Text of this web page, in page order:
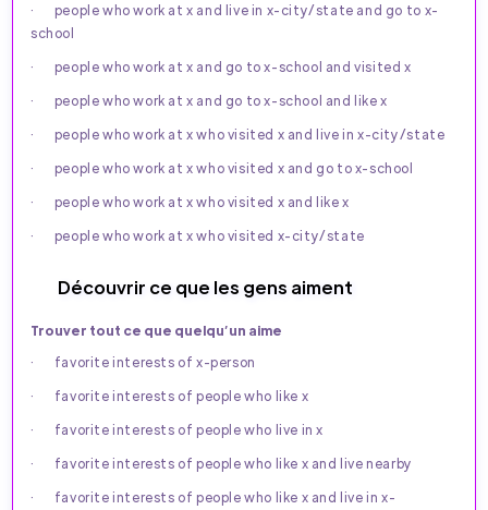
· people who work at x and live in x-city/state and go to x-
school
· people who work at x and go to x-school and visited x
· people who work at x and go to x-school and like x
· people who work at x who visited x and live in x-city/state
· people who work at x who visited x and go to x-school
· people who work at x who visited x and like x
· people who work at x who visited x-city/state
Découvrir ce que les gens aiment
Trouver tout ce que quelqu’un aime
· favorite interests of x-person
· favorite interests of people who like x
· favorite interests of people who live in x
· favorite interests of people who like x and live nearby
· favorite interests of people who like x and live in x-